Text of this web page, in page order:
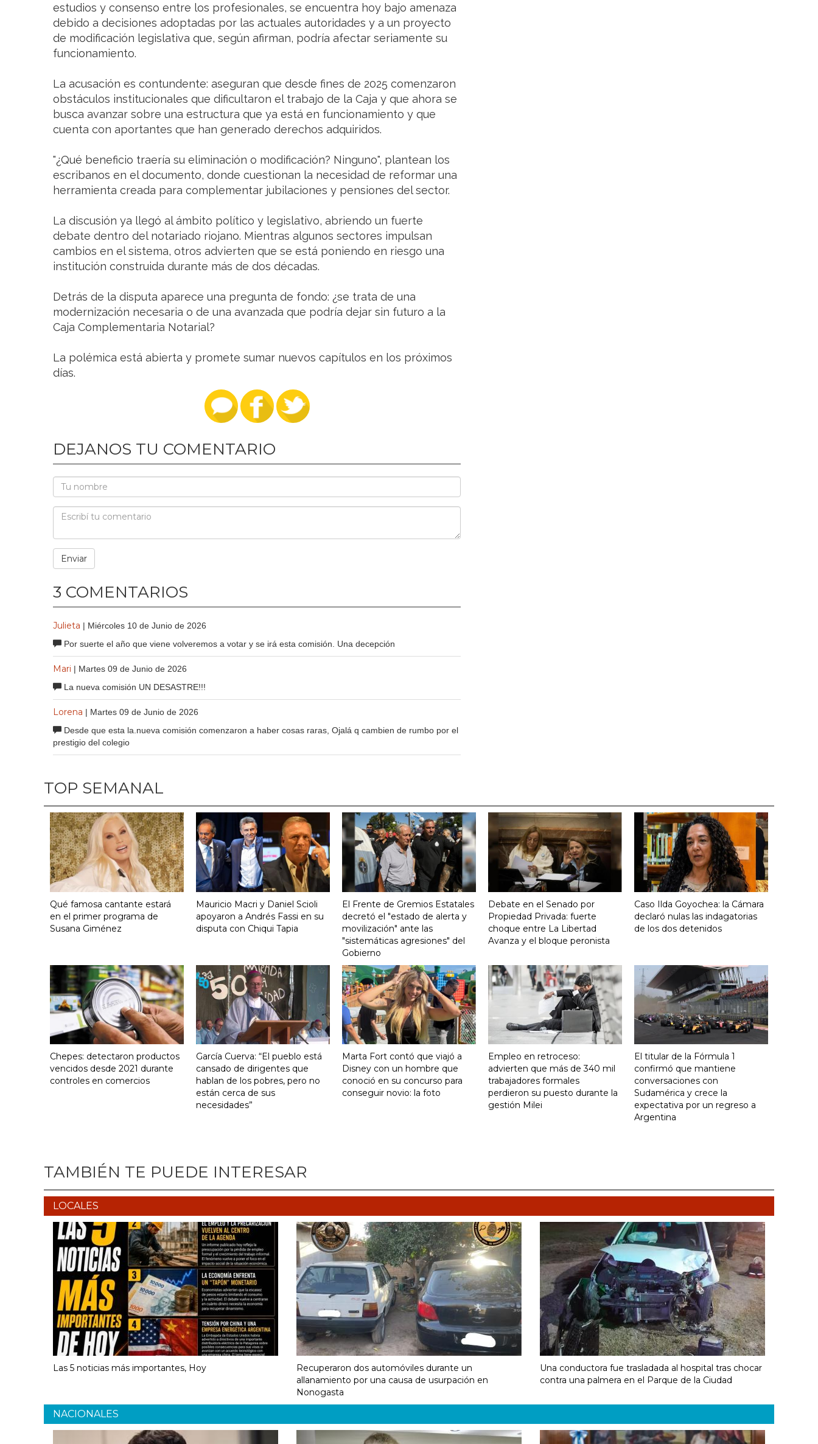
estudios y consenso entre los profesionales, se encuentra hoy bajo amenaza
debido a decisiones adoptadas por las actuales autoridades y a un proyecto
de modificación legislativa que, según afirman, podría afectar seriamente su
funcionamiento.
La acusación es contundente: aseguran que desde fines de 2025 comenzaron
obstáculos institucionales que dificultaron el trabajo de la Caja y que ahora se
busca avanzar sobre una estructura que ya está en funcionamiento y que
cuenta con aportantes que han generado derechos adquiridos.
"¿Qué beneficio traería su eliminación o modificación? Ninguno", plantean los
escribanos en el documento, donde cuestionan la necesidad de reformar una
herramienta creada para complementar jubilaciones y pensiones del sector.
La discusión ya llegó al ámbito político y legislativo, abriendo un fuerte
debate dentro del notariado riojano. Mientras algunos sectores impulsan
cambios en el sistema, otros advierten que se está poniendo en riesgo una
institución construida durante más de dos décadas.
Detrás de la disputa aparece una pregunta de fondo: ¿se trata de una
modernización necesaria o de una avanzada que podría dejar sin futuro a la
Caja Complementaria Notarial?
La polémica está abierta y promete sumar nuevos capítulos en los próximos
días.
DEJANOS TU COMENTARIO
3 COMENTARIOS
Julieta | Miércoles 10 de Junio de 2026
Por suerte el año que viene volveremos a votar y se irá esta comisión. Una decepción
Mari | Martes 09 de Junio de 2026
La nueva comisión UN DESASTRE!!!
Lorena | Martes 09 de Junio de 2026
Desde que esta la.nueva comisión comenzaron a haber cosas raras, Ojalá q cambien de rumbo por el
prestigio del colegio
TOP SEMANAL
Qué famosa cantante estará
en el primer programa de
Susana Giménez
Mauricio Macri y Daniel Scioli
apoyaron a Andrés Fassi en su
disputa con Chiqui Tapia
El Frente de Gremios Estatales
decretó el "estado de alerta y
movilización" ante las
"sistemáticas agresiones" del
Gobierno
Debate en el Senado por
Propiedad Privada: fuerte
choque entre La Libertad
Avanza y el bloque peronista
Caso Ilda Goyochea: la Cámara
declaró nulas las indagatorias
de los dos detenidos
Chepes: detectaron productos
vencidos desde 2021 durante
controles en comercios
García Cuerva: “El pueblo está
cansado de dirigentes que
hablan de los pobres, pero no
están cerca de sus
necesidades”
Marta Fort contó que viajó a
Disney con un hombre que
conoció en su concurso para
conseguir novio: la foto
Empleo en retroceso:
advierten que más de 340 mil
trabajadores formales
perdieron su puesto durante la
gestión Milei
El titular de la Fórmula 1
confirmó que mantiene
conversaciones con
Sudamérica y crece la
expectativa por un regreso a
Argentina
TAMBIÉN TE PUEDE INTERESAR
LOCALES
Las 5 noticias más importantes, Hoy
Recuperaron dos automóviles durante un
allanamiento por una causa de usurpación en
Nonogasta
Una conductora fue trasladada al hospital tras chocar
contra una palmera en el Parque de la Ciudad
NACIONALES